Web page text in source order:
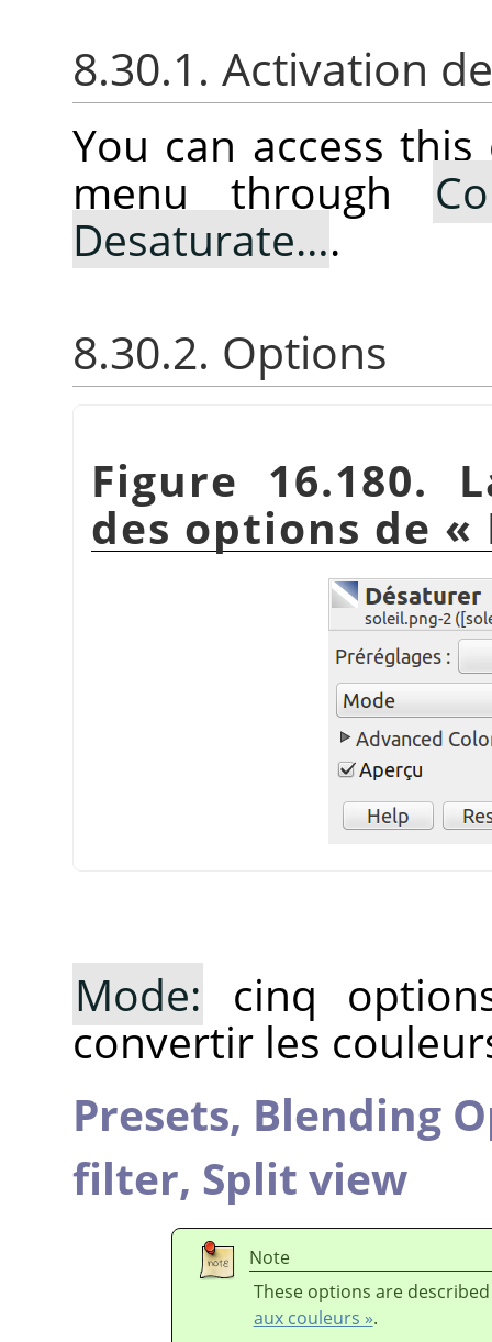
8.30.1. Activation
You can access
menu through
Desaturate….
8.30.2. Options
Figure 16.180.
des options de «
Mode: cinq
convertir les
Presets, Blending
filter, Split view
Note
These options are
aux couleurs ».